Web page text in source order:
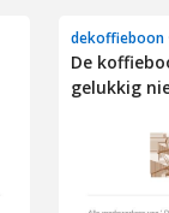
dekoffieboon
De
gelukkig